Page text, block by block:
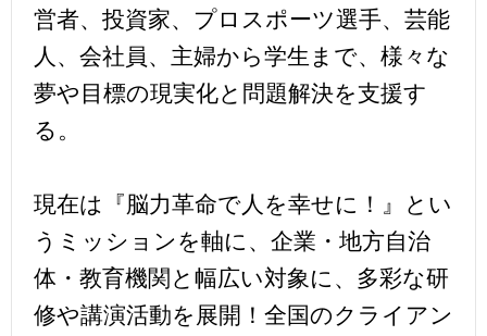
営者、投資家、プロスポーツ選手、芸能
人、会社員、主婦から学生まで、様々な
夢や目標の現実化と問題解決を支援す
る。
現在は『脳力革命で人を幸せに！』とい
うミッションを軸に、企業・地方自治
体・教育機関と幅広い対象に、多彩な研
修や講演活動を展開！全国のクライアン